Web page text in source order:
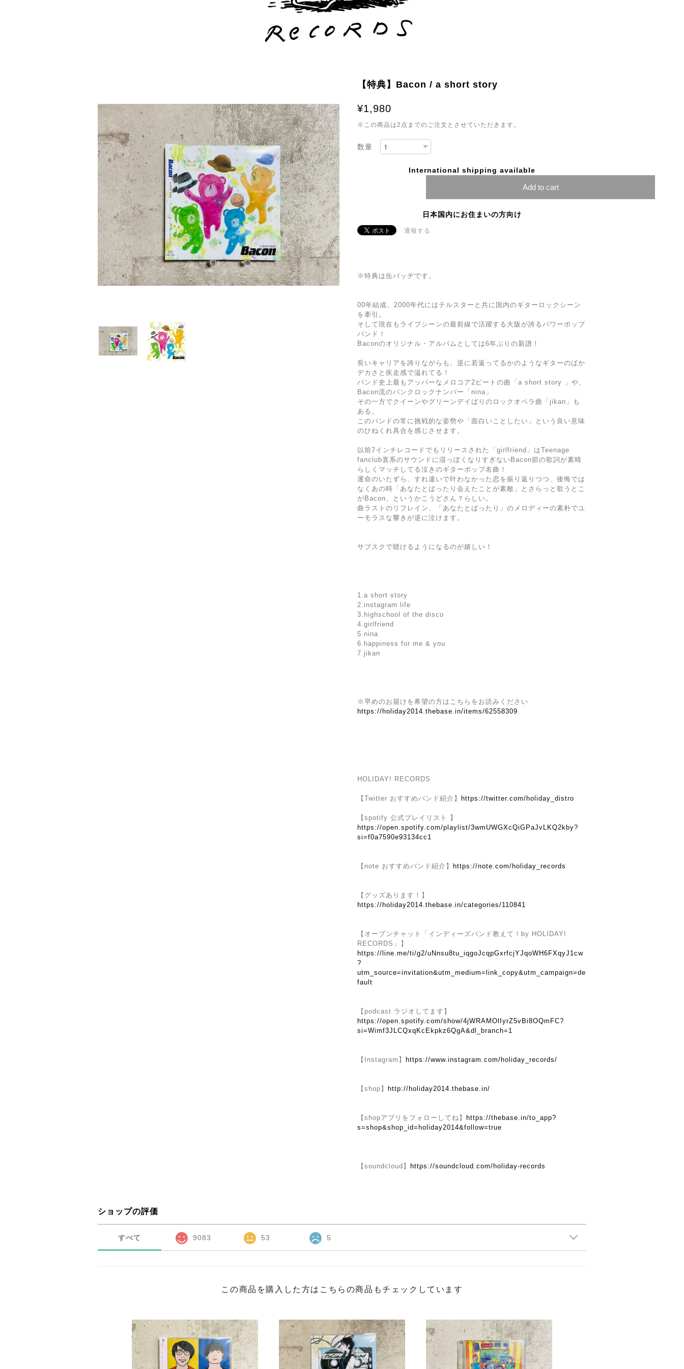
【特典】Bacon / a short story
¥1,980
※この商品は2点までのご注文とさせていただきます。
数量
International shipping available
Add to cart
日本国内にお住まいの方向け
通報する
※特典は缶バッヂです。
00年結成、2000年代にはテルスターと共に国内のギターロックシーン
を牽引。
そして現在もライブシーンの最前線で活躍する大阪が誇るパワーポップ
バンド！
Baconのオリジナル・アルバムとしては6年ぶりの新譜！
長いキャリアを誇りながらも、逆に若返ってるかのようなギターのばか
デカさと疾走感で溢れてる！
バンド史上最もアッパーなメロコア2ビートの曲「a short story 」や、
Bacon流のパンクロックナンバー「nina」
その一方でクイーンやグリーンデイばりのロックオペラ曲「jikan」も
ある。
このバンドの常に挑戦的な姿勢や「面白いことしたい」という良い意味
のひねくれ具合を感じさせます。
以前7インチレコードでもリリースされた「girlfriend」はTeenage
fanclub直系のサウンドに湿っぽくなりすぎないBacon節の歌詞が素晴
らしくマッチしてる泣きのギターポップ名曲！
運命のいたずら、すれ違いで叶わなかった恋を振り返りつつ、後悔では
なくあの時「あなたとばったり会えたことが素敵」とさらっと歌うとこ
がBacon、というかこうどさん？らしい。
曲ラストのリフレイン、「あなたとばったり」のメロディーの素朴でユ
ーモラスな響きが逆に泣けます。
サブスクで聴けるようになるのが嬉しい！
1.a short story
2.instagram life
3.highschool of the disco
4.girlfriend
5.nina
6.happiness for me & you
7.jikan
※早めのお届けを希望の方はこちらをお読みください
https://holiday2014.thebase.in/items/62558309
HOLIDAY! RECORDS
【Twitter おすすめバンド紹介】 https://twitter.com/holiday_distro
【spotify 公式プレイリスト 】
https://open.spotify.com/playlist/3wmUWGXcQiGPaJvLKQ2kby?
si=f0a7590e93134cc1
【note おすすめバンド紹介】 https://note.com/holiday_records
【グッズあります！】
https://holiday2014.thebase.in/categories/110841
【オープンチャット「インディーズバンド教えて！by HOLIDAY!
RECORDS」】
https://line.me/ti/g2/uNnsu8tu_iqgoJcqpGxrfcjYJqoWH6FXqyJ1cw
?
utm_source=invitation&utm_medium=link_copy&utm_campaign=de
fault
【podcast ラジオしてます】
https://open.spotify.com/show/4jWRAMOlIyrZ5vBi8OQmFC?
si=Wimf3JLCQxqKcEkpkz6QgA&dl_branch=1
【Instagram】 https://www.instagram.com/holiday_records/
【shop】 http://holiday2014.thebase.in/
【shopアプリをフォローしてね】
https://thebase.in/to_app?
s=shop&shop_id=holiday2014&follow=true
【soundcloud】 https://soundcloud.com/holiday-records
ショップの評価
すべて 9083 53 5
この商品を購入した方はこちらの商品もチェックしています